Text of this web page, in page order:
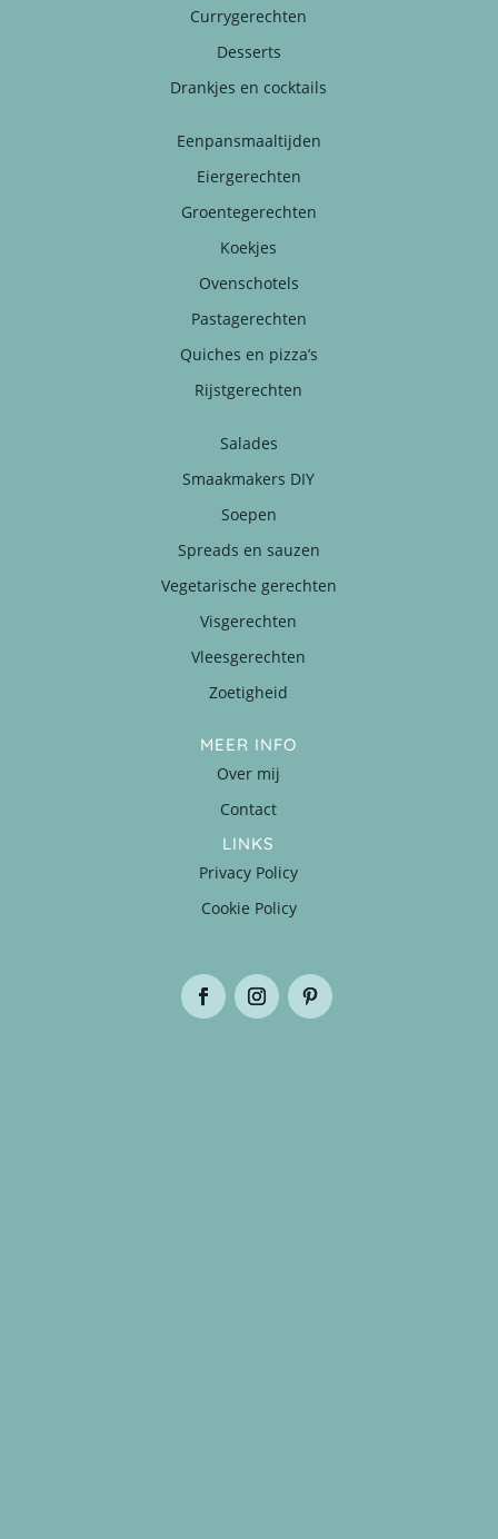
Currygerechten
Desserts
Drankjes en cocktails
Eenpansmaaltijden
Eiergerechten
Groentegerechten
Koekjes
Ovenschotels
Pastagerechten
Quiches en pizza’s
Rijstgerechten
Salades
Smaakmakers DIY
Soepen
Spreads en sauzen
Vegetarische gerechten
Visgerechten
Vleesgerechten
Zoetigheid
MEER INFO
Over mij
Contact
LINKS
Privacy Policy
Cookie Policy